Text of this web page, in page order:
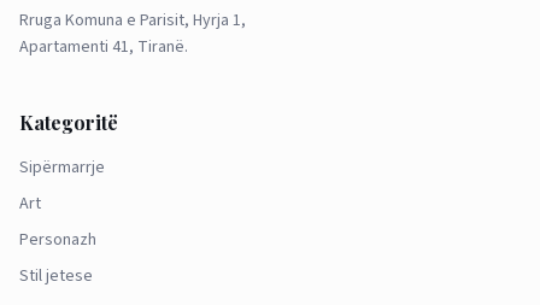
Rruga Komuna e Parisit, Hyrja 1,
Apartamenti 41, Tiranë.
Kategoritë
Sipërmarrje
Art
Personazh
Stil jetese